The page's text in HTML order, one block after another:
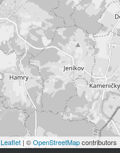
Leaflet | ©OpenStreetMapcontributors